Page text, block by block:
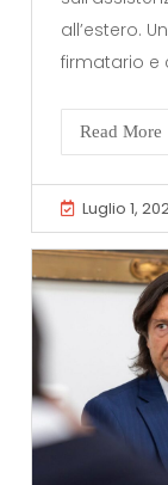
all’estero.
firmatario e
Read More
Luglio 1,